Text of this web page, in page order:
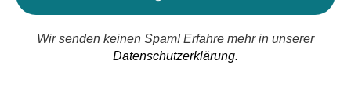
Wir senden keinen Spam! Erfahre mehr in unserer
Datenschutzerklärung.